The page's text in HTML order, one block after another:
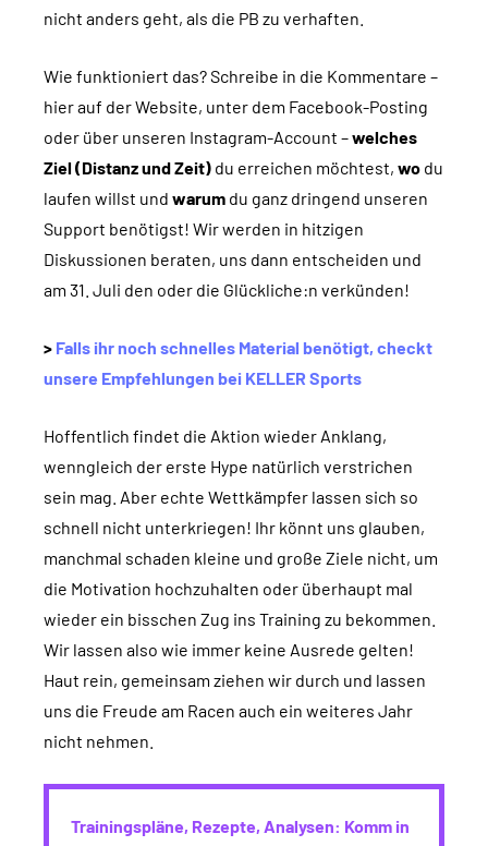
nicht anders geht, als die PB zu verhaften.
Wie funktioniert das? Schreibe in die Kommentare –
hier auf der Website, unter dem Facebook-Posting
oder über unseren Instagram-Account –welches
Ziel (Distanz und Zeit) du erreichen möchtest, wo du
laufen willst und warum du ganz dringend unseren
Support benötigst! Wir werden in hitzigen
Diskussionen beraten, uns dann entscheiden und
am 31. Juli den oder die Glückliche:n verkünden!
> Falls ihr noch schnelles Material benötigt, checkt
unsere Empfehlungen bei KELLER Sports
Hoffentlich findet die Aktion wieder Anklang,
wenngleich der erste Hype natürlich verstrichen
sein mag. Aber echte Wettkämpfer lassen sich so
schnell nicht unterkriegen! Ihr könnt uns glauben,
manchmal schaden kleine und große Ziele nicht, um
die Motivation hochzuhalten oder überhaupt mal
wieder ein bisschen Zug ins Training zu bekommen.
Wir lassen also wie immer keine Ausrede gelten!
Haut rein, gemeinsam ziehen wir durch und lassen
uns die Freude am Racen auch ein weiteres Jahr
nicht nehmen.
Trainingspläne, Rezepte, Analysen: Komm in